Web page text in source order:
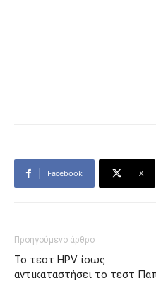
Facebook X
Προηγούμενο άρθρο
Το τεστ HPV ίσως
αντικαταστήσει το τεστ